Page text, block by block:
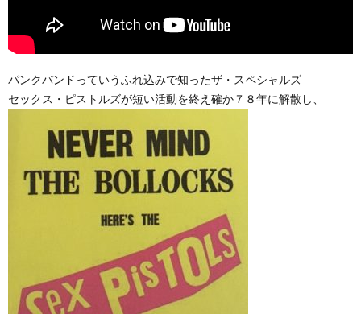
パンクバンドっていうふれ込みで知ったザ・スペシャルズ
セックス・ピストルズが短い活動を終え確か７８年に解散し、